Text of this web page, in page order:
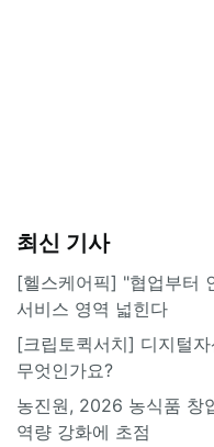
최신 기사
[헬스케어픽] "협업부터
서비스 영역 넓힌다
[크립토퀵서치] 디지털자
무엇인가요?
농진원, 2026 농식품 창
역량 강화에 초점